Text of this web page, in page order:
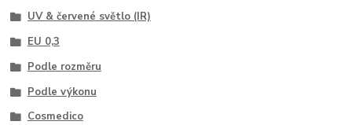
UV & červené světlo (IR)
EU 0,3
Podle rozměru
Podle výkonu
Cosmedico